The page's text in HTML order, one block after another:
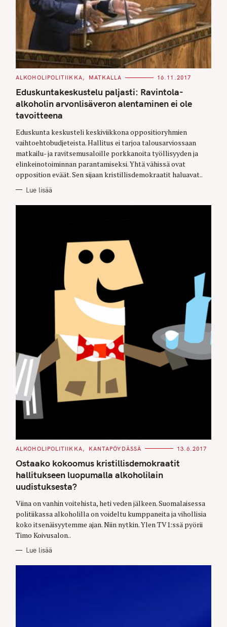
C
T
E
G
O
R
I
S
ALKOHOLIPOLITIIKKA MATKALLA 16.11.2017
Eduskuntakeskustelu paljasti: Ravintola-
alkoholin arvonlisäveron alentaminen ei ole
tavoitteena
Eduskunta keskusteli keskiviikkona oppositioryhmien
vaihtoehtobudjeteista. Hallitus ei tarjoa talousarviossaan
matkailu- ja ravitsemusaloille porkkanoita työllisyyden ja
elinkeinotoiminnan parantamiseksi. Yhtä vähissä ovat
opposition eväät. Sen sijaan kristillisdemokraatit haluavat..
Lue lisää
C
T
E
G
O
R
I
S
ALKOHOLIPOLITIIKKA KANTAPÖYDÄSSÄ 13.6.2017
Ostaako kokoomus kristillisdemokraatit
hallitukseen luopumalla alkoholilain
uudistuksesta?
Viina on vanhin voitehista, heti veden jälkeen. Suomalaisessa
politiikassa alkoholilla on voideltu kumppaneita ja vihollisia
koko itsenäisyytemme ajan. Niin nytkin. Ylen TV1:ssä pyörii
Timo Koivusalon..
Lue lisää